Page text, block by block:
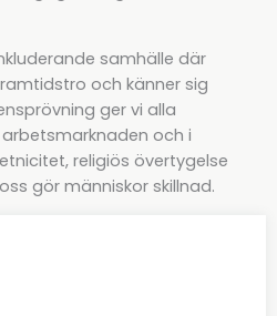
samhälle där
och känner sig
ger vi alla
och i
religiös övertygelse
gör människor skillnad.